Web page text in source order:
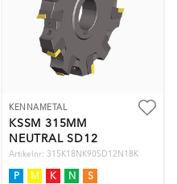
KENNAMETAL
KSSM 315MM
NEUTRAL SD12
INSER
Artikelnr: 315K18NK90SD12N18K
P M K N S